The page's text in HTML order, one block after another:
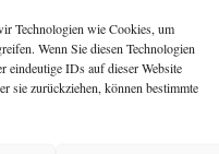
Technologien wie Cookies, um
Wenn Sie diesen Technologien
eindeutige IDs auf dieser Website
sie zurückziehen, können bestimmte
Mathesius-Gymnasium Rochlitz
und stellten Fragen zum
von Abgeordneten wurden von den